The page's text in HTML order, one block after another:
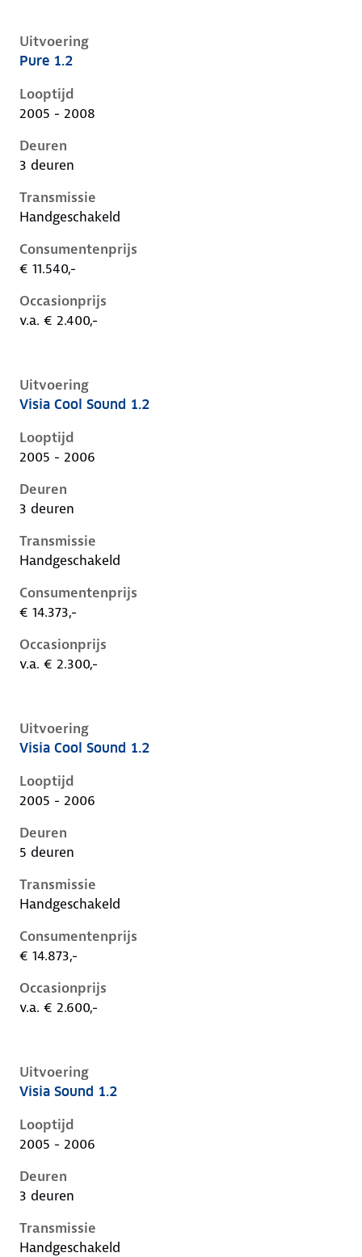
Uitvoering
Nissan Micra iii-k12-1e-facelift, 1.2, 48 kW, Benzine,
Pure 1.2
Looptijd
2005 - 2008
Deuren
3 deuren
Transmissie
Handgeschakeld
Consumentenprijs
€ 11.540,-
Occasionprijs
v.a. € 2.400,-
Uitvoering
Nissan Micra iii-k12-1e-facelift, 1.2, 48 kW, Benzine,
Visia Cool Sound 1.2
Looptijd
2005 - 2006
Deuren
3 deuren
Transmissie
Handgeschakeld
Consumentenprijs
€ 14.373,-
Occasionprijs
v.a. € 2.300,-
Uitvoering
Nissan Micra iii-k12-1e-facelift, 1.2, 48 kW, Benzine,
Visia Cool Sound 1.2
Looptijd
2005 - 2006
Deuren
5 deuren
Transmissie
Handgeschakeld
Consumentenprijs
€ 14.873,-
Occasionprijs
v.a. € 2.600,-
Uitvoering
Nissan Micra iii-k12-1e-facelift, 1.2, 48 kW, Benzine,
Visia Sound 1.2
Looptijd
2005 - 2006
Deuren
3 deuren
Transmissie
Handgeschakeld